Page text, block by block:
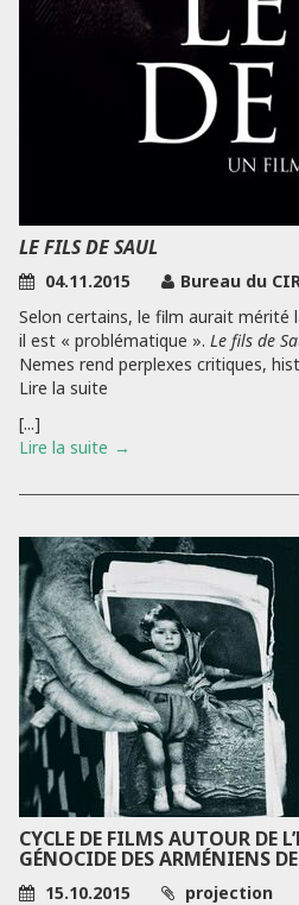
LE FILS DE SAUL
04.11.2015 Bureau du
Selon certains, le film aurait mérité
il est « problématique ». Le fils de
Nemes rend perplexes critiques,
Lire la suite
[...]
Lire la suite
CYCLE DE FILMS AUTOUR DE
GÉNOCIDE DES ARMÉNIENS
15.10.2015
projection